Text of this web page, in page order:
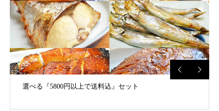
選べる『5800円以上で送料込』セット
少しずつを色々『千草』の”ろ”